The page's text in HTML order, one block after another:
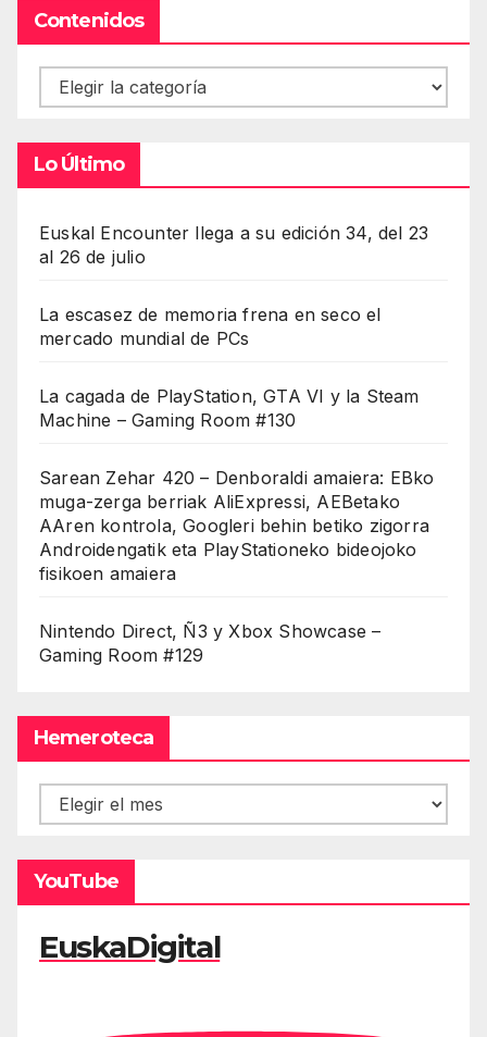
Contenidos
Contenidos
Lo Último
Euskal Encounter llega a su edición 34, del 23
al 26 de julio
La escasez de memoria frena en seco el
mercado mundial de PCs
La cagada de PlayStation, GTA VI y la Steam
Machine – Gaming Room #130
Sarean Zehar 420 – Denboraldi amaiera: EBko
muga-zerga berriak AliExpressi, AEBetako
AAren kontrola, Googleri behin betiko zigorra
Androidengatik eta PlayStationeko bideojoko
fisikoen amaiera
Nintendo Direct, Ñ3 y Xbox Showcase –
Gaming Room #129
Hemeroteca
Hemeroteca
YouTube
EuskaDigital